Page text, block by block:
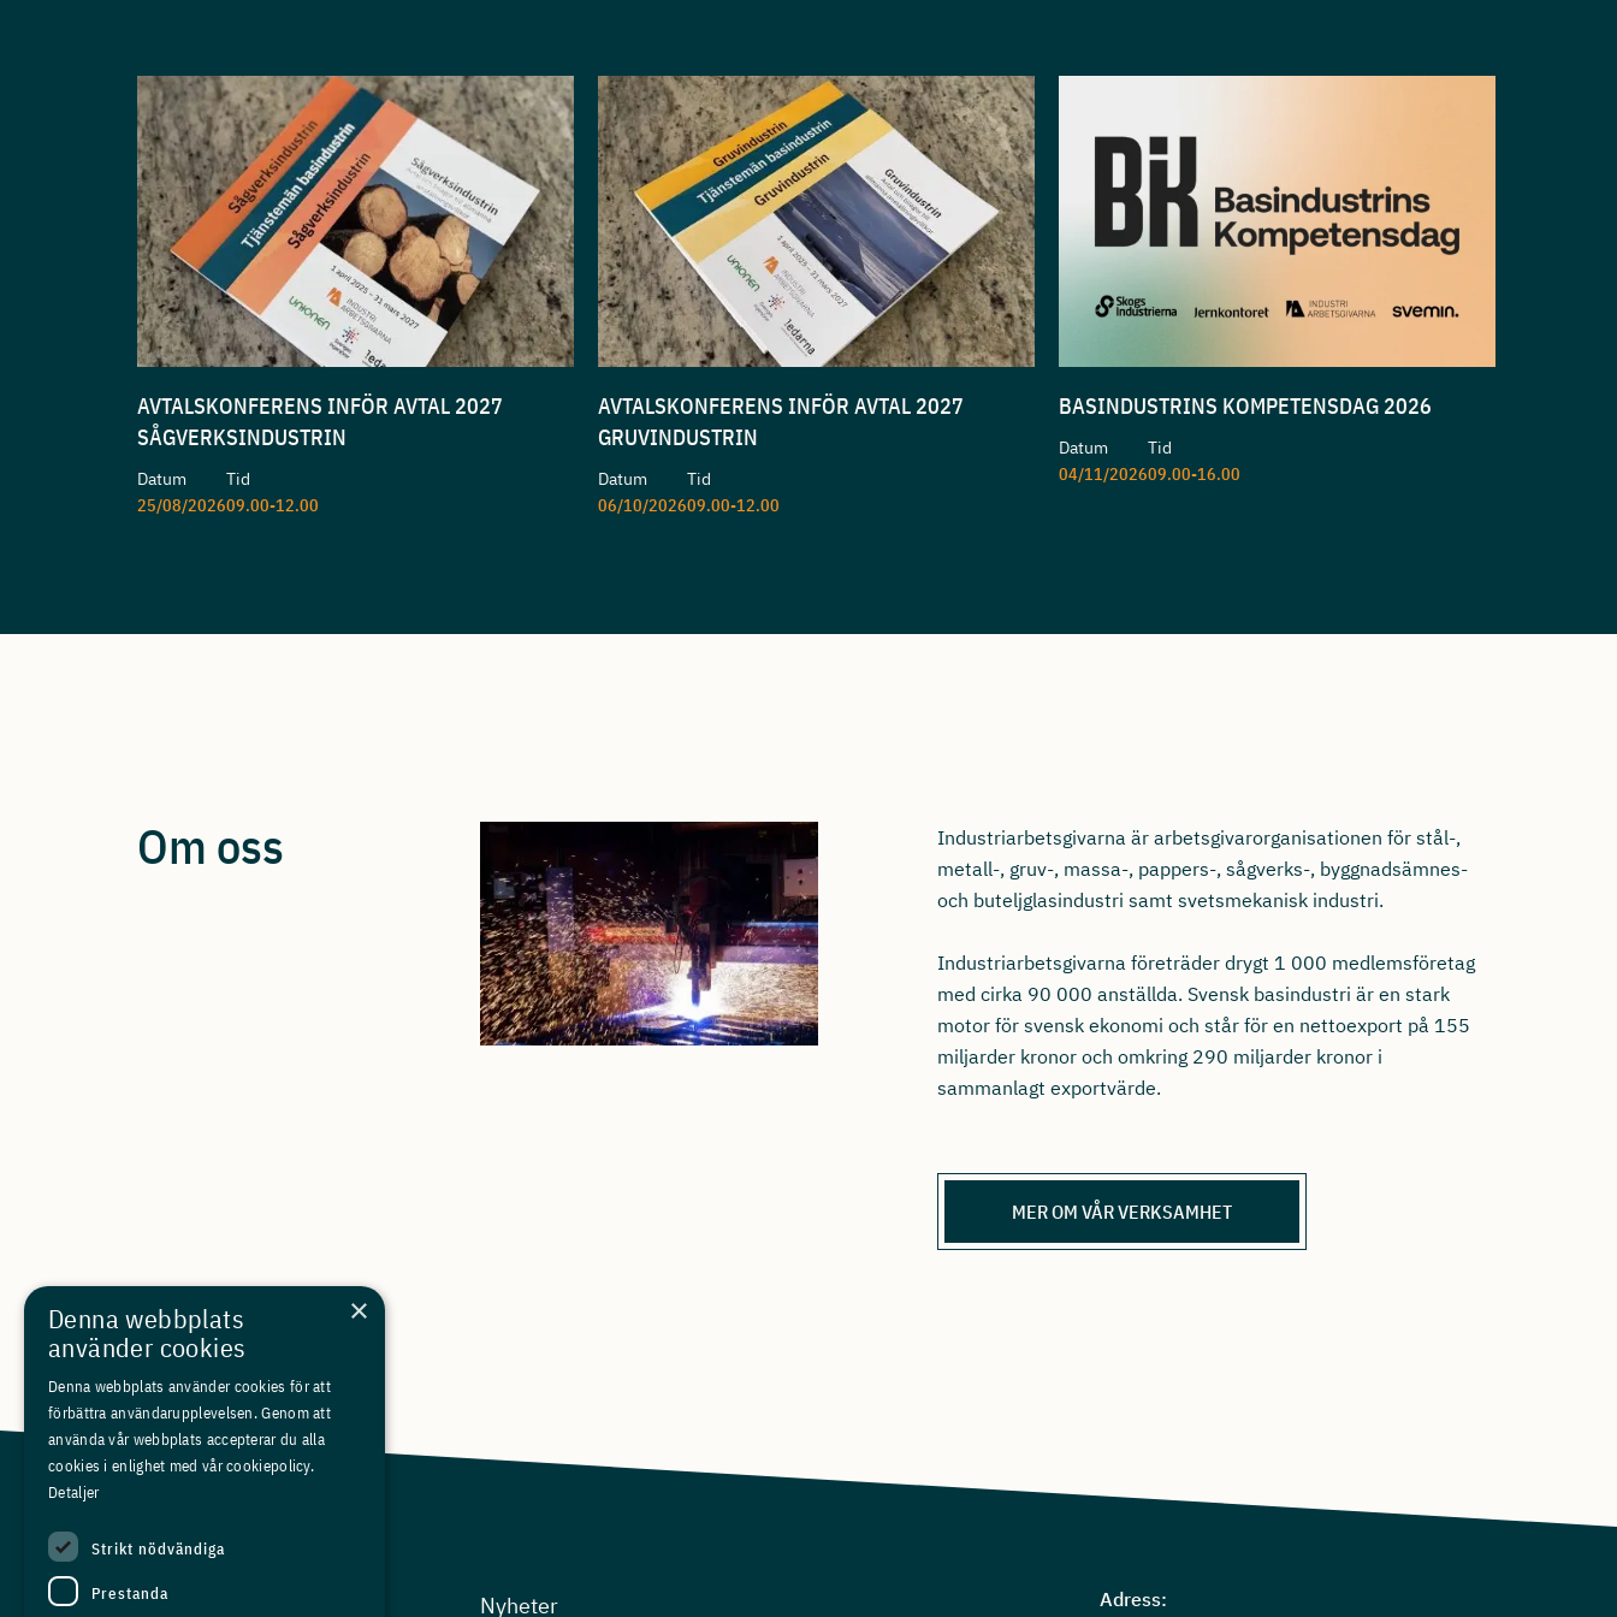
AVTALSKONFERENS INFÖR AVTAL 2027
SÅGVERKSINDUSTRIN
Datum
25/08/2026
Tid
09.00-12.00
AVTALSKONFERENS INFÖR AVTAL 2027
GRUVINDUSTRIN
Datum
06/10/2026
Tid
09.00-12.00
BASINDUSTRINS KOMPETENSDAG 2026
Datum
04/11/2026
Tid
09.00-16.00
Om oss
Industriarbetsgivarna är arbetsgivarorganisationen för stål-,
metall-, gruv-, massa-, pappers-, sågverks-, byggnadsämnes-
och buteljglasindustri samt svetsmekanisk industri.
Industriarbetsgivarna företräder drygt 1 000 medlemsföretag
med cirka 90 000 anställda. Svensk basindustri är en stark
motor för svensk ekonomi och står för en nettoexport på 155
miljarder kronor och omkring 290 miljarder kronor i
sammanlagt exportvärde.
MER OM VÅR VERKSAMHET
Arbetsgivarfrågor Nyheter
Adress:
×
Denna webbplats
använder cookies
Denna webbplats använder cookies för att
förbättra användarupplevelsen. Genom att
använda vår webbplats accepterar du alla
cookies i enlighet med vår cookiepolicy.
Detaljer
Strikt nödvändiga
Prestanda